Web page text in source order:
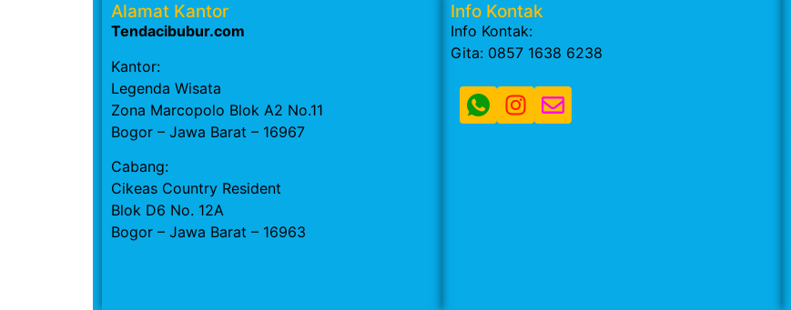
Alamat Kantor
Tendacibubur.com
Kantor:
Legenda Wisata
Zona Marcopolo Blok A2 No.11
Bogor – Jawa Barat – 16967
Cabang:
Cikeas Country Resident
Blok D6 No. 12A
Bogor – Jawa Barat – 16963
Info Kontak
Info Kontak:
Gita: 0857 1638 6238